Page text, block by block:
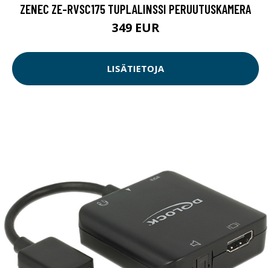
ZENEC ZE-RVSC175 TUPLALINSSI PERUUTUSKAMERA
349 EUR
LISÄTIETOJA